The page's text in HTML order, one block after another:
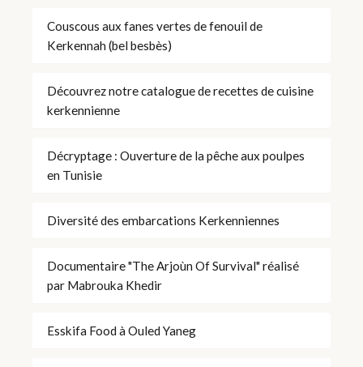
Couscous aux fanes vertes de fenouil de
Kerkennah (bel besbès)
Découvrez notre catalogue de recettes de cuisine
kerkennienne
Décryptage : Ouverture de la pêche aux poulpes
en Tunisie
Diversité des embarcations Kerkenniennes
Documentaire "The Arjoùn Of Survival" réalisé
par Mabrouka Khedir
Esskifa Food à Ouled Yaneg